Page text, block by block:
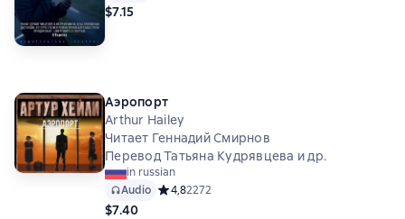
$7.15
Аэропорт
Arthur Hailey
Читает Геннадий Смирнов
Перевод Татьяна Кудрявцева и др.
in russian
Audio Средний рейтинг 4,8 на основе 2272 оценок
4,82272
$7.40